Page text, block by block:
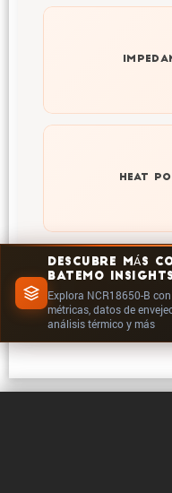
DESCUBRE MÁS
BATEMO INSIGHTS
Explora NCR18650-B
métricas, datos de
análisis térmico y más
Explore
HEAT
Explore heat
temperatures